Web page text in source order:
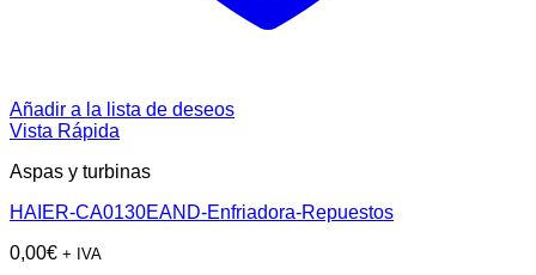
Añadir a la lista de deseos
Vista Rápida
Aspas y turbinas
HAIER-CA0130EAND-Enfriadora-Repuestos
0,00€ + IVA